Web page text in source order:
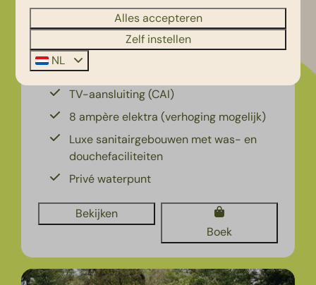
€ 536
6 2
Ja
Ca. 100 m2
TV-aansluiting (CAI)
8 ampère elektra (verhoging mogelijk)
Luxe sanitairgebouwen met was- en
douchefaciliteiten
Privé waterpunt
Bekijken
Boek
Alles accepteren
Zelf instellen
NL